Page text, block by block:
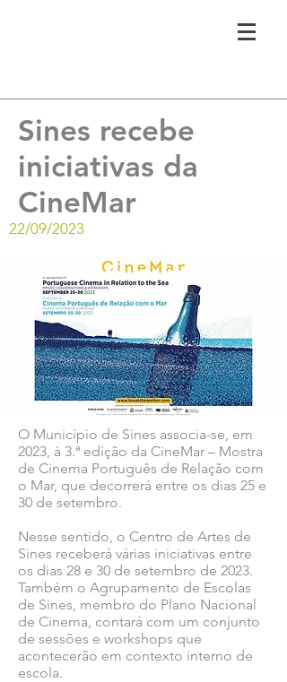
Sines recebe
iniciativas da
CineMar
22/09/2023
O Município de Sines associa-se, em
2023, à 3.ª edição da CineMar – Mostra
de Cinema Português de Relação com
o Mar, que decorrerá entre os dias 25 e
30 de setembro.
Nesse sentido, o Centro de Artes de
Sines receberá várias iniciativas entre
os dias 28 e 30 de setembro de 2023.
Também o Agrupamento de Escolas
de Sines, membro do Plano Nacional
de Cinema, contará com um conjunto
de sessões e workshops que
acontecerão em contexto interno de
escola.